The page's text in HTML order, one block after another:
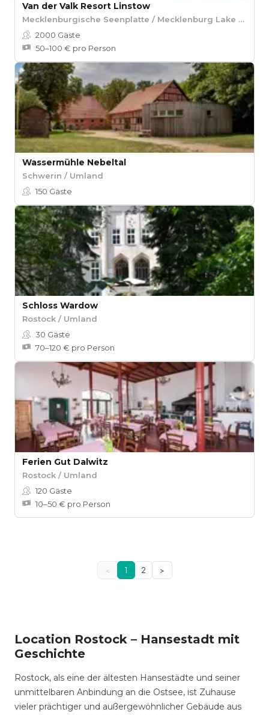
Van der Valk Resort Linstow
Mecklenburgische Seenplatte / Mecklenburg Lake District
2000 Gäste
50–100 € pro Person
Wassermühle Nebeltal
Schwerin / Umland
150 Gäste
Schloss Wardow
Rostock / Umland
30 Gäste
70–120 € pro Person
Ferien Gut Dalwitz
Rostock / Umland
120 Gäste
10–50 € pro Person
< 1 2 >
Location Rostock – Hansestadt mit
Geschichte
Rostock, als eine der ältesten Hansestädte und seiner
unmittelbaren Anbindung an die Ostsee, ist Zuhause
vieler prächtiger und außergewöhnlicher Gebäude aus